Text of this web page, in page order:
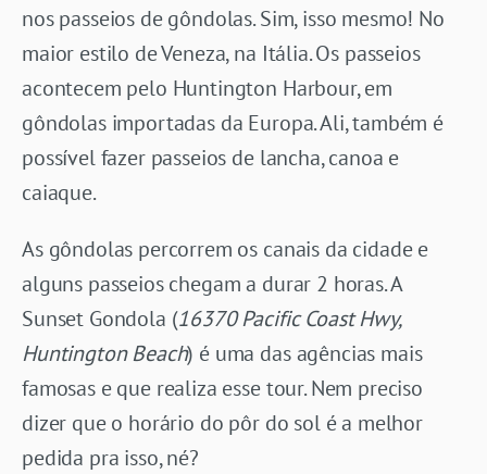
nos passeios de gôndolas. Sim, isso mesmo! No
maior estilo de Veneza, na Itália. Os passeios
acontecem pelo Huntington Harbour, em
gôndolas importadas da Europa. Ali, também é
possível fazer passeios de lancha, canoa e
caiaque.
As gôndolas percorrem os canais da cidade e
alguns passeios chegam a durar 2 horas. A
Sunset Gondola (16370 Pacific Coast Hwy,
Huntington Beach) é uma das agências mais
famosas e que realiza esse tour. Nem preciso
dizer que o horário do pôr do sol é a melhor
pedida pra isso, né?